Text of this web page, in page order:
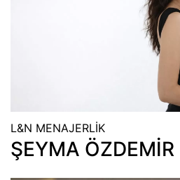
L&N MENAJERLİK
ŞEYMA ÖZDEMİR